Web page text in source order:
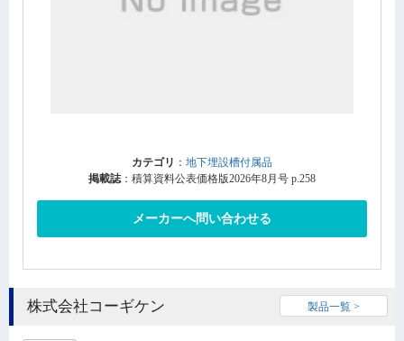
カテゴリ ： 地下埋設槽付属品
掲載誌 ：積算資料公表価格版2026年8月号 p.258
メーカーへ問い合わせる
株式会社コーギケン 製品一覧 >